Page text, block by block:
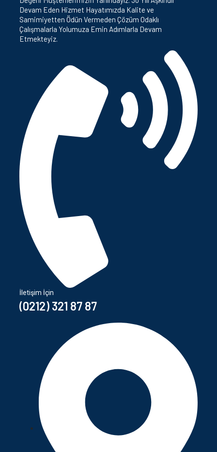
Devam Eden Hizmet Hayatımızda Kalite ve
Samimiyetten Ödün Vermeden Çözüm Odaklı
Çalışmalarla Yolumuza Emin Adımlarla Devam
Etmekteyiz.
İletişim İçin
(0212) 321 87 87